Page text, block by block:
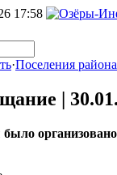
17:58
·Поселения района
|